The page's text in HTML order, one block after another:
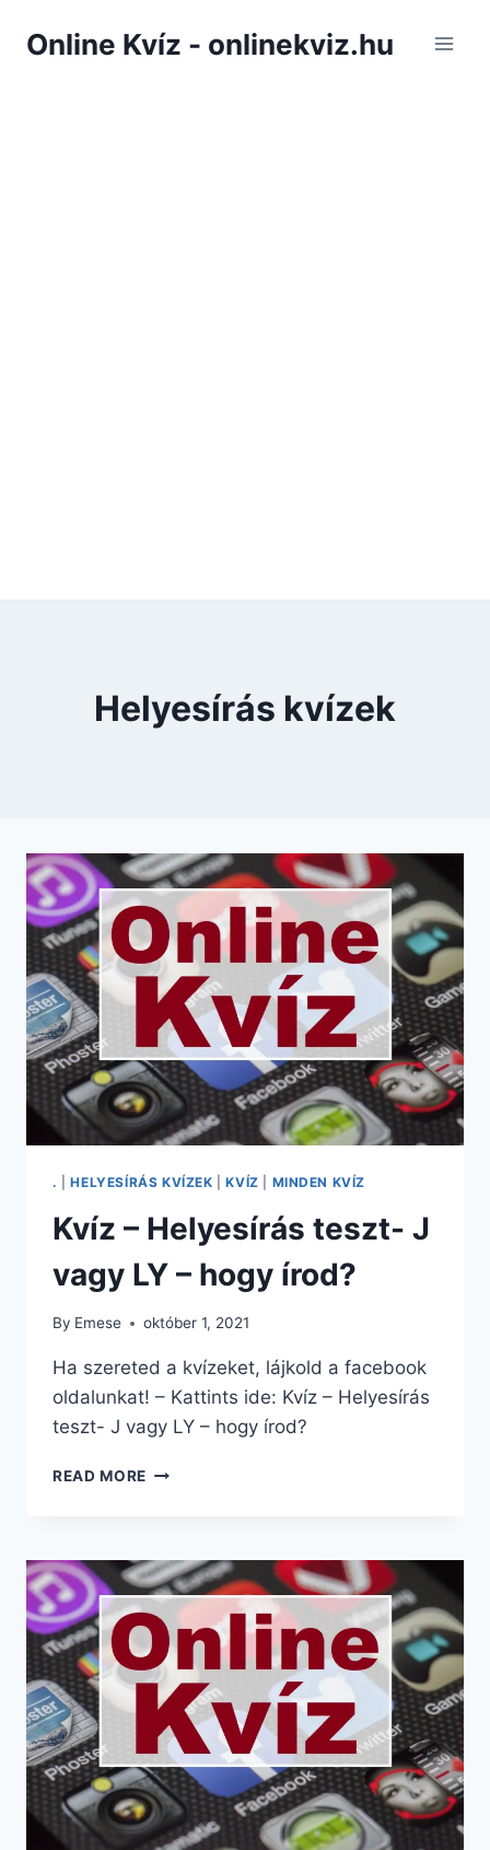
Online Kvíz - onlinekviz.hu
Helyesírás kvízek
. |HELYESÍRÁS KVÍZEK |KVÍZ MINDEN KVÍZ
Kvíz – Helyesírás teszt- J
vagy LY – hogy írod?
By Emese október 1, 2021
Ha szereted a kvízeket, lájkold a facebook
oldalunkat! – Kattints ide: Kvíz – Helyesírás
teszt- J vagy LY – hogy írod?
READ MORE KVÍZ
J
VAGY
–
HOGY
ÍROD?